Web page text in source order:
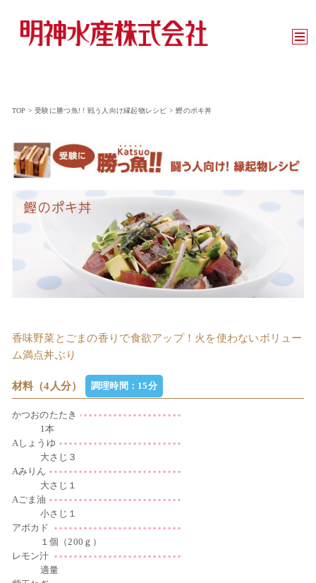
TOP >受験に勝つ魚! ! 戦う人向け縁起物レシピ >鰹のポキ丼
香味野菜とごまの香りで食欲アップ！火を使わないボリュー
ム満点丼ぶり
材料（4人分） 調理時間：15分
かつおのたたき
1本
Aしょうゆ
大さじ３
Aみりん
大さじ１
Aごま油
小さじ１
アボカド
１個（200ｇ）
レモン汁
適量